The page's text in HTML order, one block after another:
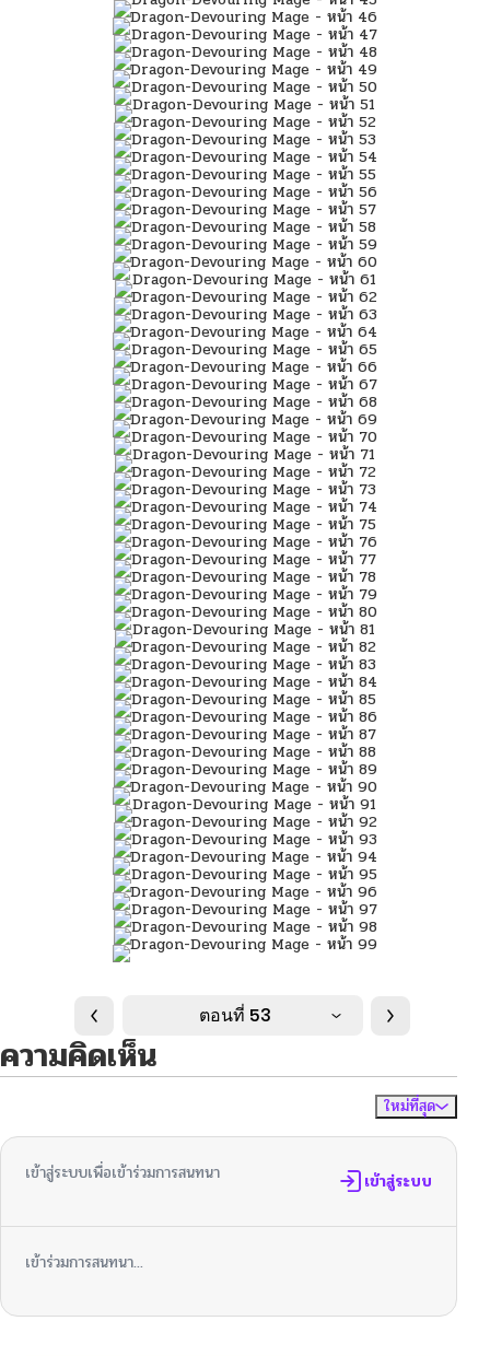
ตอนที่ 53
ความคิดเห็น
ใหม่ที่สุด
เข้าสู่ระบบเพื่อเข้าร่วมการสนทนา เข้าสู่ระบบ
เข้าร่วมการสนทนา...